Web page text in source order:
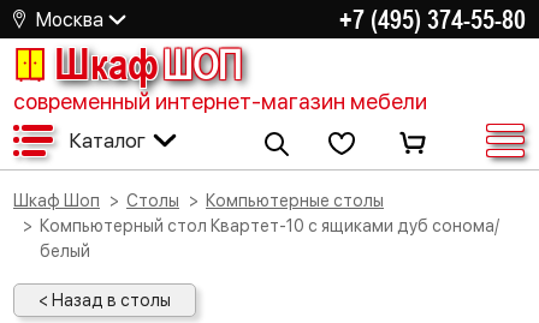
Москва +7 (495) 374-55-80
ШкафШОП
современный интернет-магазин мебели
Каталог
Шкаф Шоп Столы
Компьютерные столы
Компьютерный стол Квартет-10 с ящиками дуб сонома/
белый
< Назад в столы